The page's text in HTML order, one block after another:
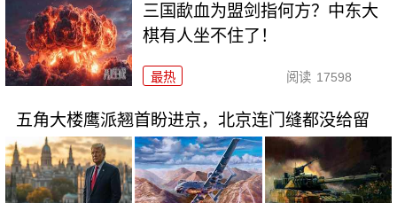
三国歃血为盟剑指何方？中东大
棋有人坐不住了！
最热 阅读 17598
五角大楼鹰派翘首盼进京，北京连门缝都没给留